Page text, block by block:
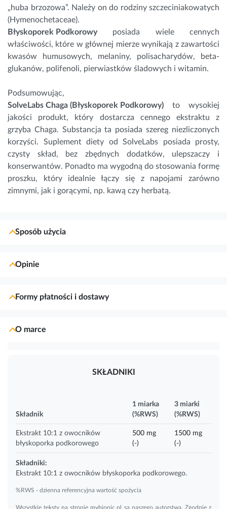
„huba brzozowa”. Należy on do rodziny szczeciniakowatych
(Hymenochetaceae).
Błyskoporek Podkorowy
posiada wiele cennych
właściwości, które w głównej mierze wynikają z zawartości
kwasów humusowych, melaniny, polisacharydów, beta-
glukanów, polifenoli, pierwiastków śladowych i witamin.
Podsumowując,
SolveLabs Chaga (Błyskoporek Podkorowy) to wysokiej
jakości produkt, który dostarcza cennego ekstraktu z
grzyba Chaga. Substancja ta posiada szereg niezliczonych
korzyści. Suplement diety od SolveLabs posiada prosty,
czysty skład, bez zbędnych dodatków, ulepszaczy i
konserwantów. Ponadto ma wygodną do stosowania formę
proszku, który idealnie łączy się z napojami zarówno
zimnymi, jak i gorącymi, np. kawą czy herbatą.
Sposób użycia
Opinie
Formy płatności i dostawy
O marce
SKŁADNIKI
Składnik
1 miarka
(%RWS)
3 miarki
(%RWS)
Ekstrakt 10:1 z owocników
błyskoporka podkorowego
500 mg
(-)
1500 mg
(-)
Składniki:
Ekstrakt 10:1 z owocników błyskoporka podkorowego.
%RWS - dzienna referencyjna wartość spożycia
Wszystkie teksty na stronie mybionic.pl są naszego autorstwa. Zgodnie z